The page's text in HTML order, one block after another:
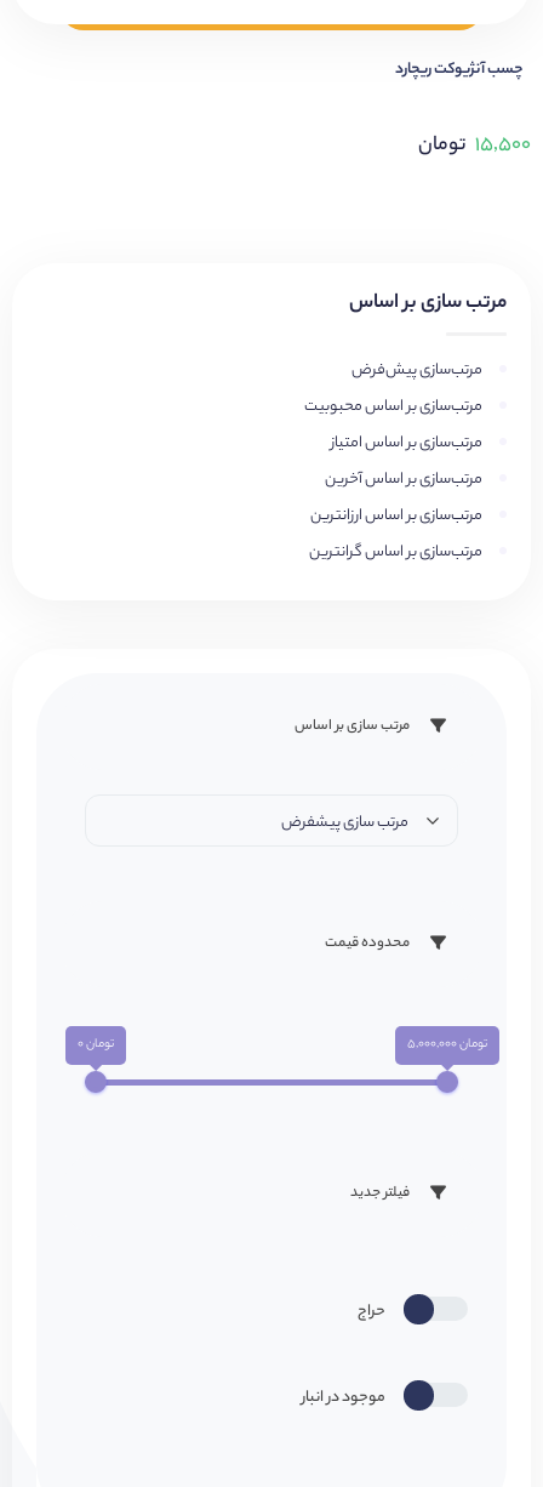
مرتب سازی بر اساس
مرتب‌سازی پیش‌فرض
مرتب‌سازی بر اساس محبوبیت
مرتب‌سازی بر اساس امتیاز
مرتب‌سازی بر اساس آخرین
مرتب‌سازی بر اساس ارزانترین
مرتب‌سازی بر اساس گرانترین
مرتب سازی بر اساس
مرتب سازی پیشفرض
محدوده قیمت
تومان 0 تومان 5,000,000
فیلتر جدید
حراج
موجود در انبار
چسب آنژیوکت ریچارد
۱۵,۵۰۰ تومان